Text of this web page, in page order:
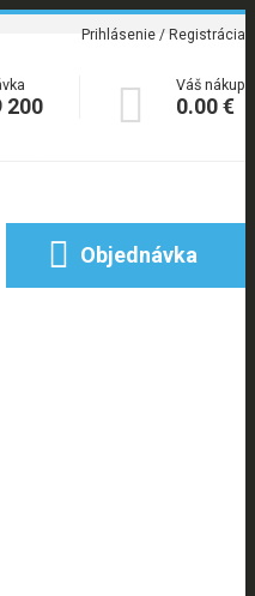
Prihlásenie / Registrácia
200  Váš nákup
0.00 €
 Objednávka